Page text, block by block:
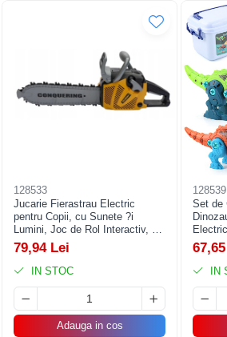
128533
Jucarie Fierastrau Electric
pentru Copii, cu Sunete ?i
Lumini, Joc de Rol Interactiv, +3
Ani, 43 x 10 x 18.5 cm,
Portocaliu
79,94 Lei
IN STOC
Adauga in cos
128539
Set de
22.5 x
IN